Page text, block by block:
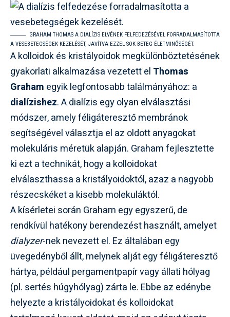
GRAHAM THOMAS A DIALÍZIS ELVÉNEK FELFEDEZÉSÉVEL FORRADALMASÍTOTTA
A VESEBETEGSÉGEK KEZELÉSÉT, JAVÍTVA EZZEL SOK BETEG ÉLETMINŐSÉGÉT.
A kolloidok és kristályoidok megkülönböztetésének
gyakorlati alkalmazása vezetett el Thomas
Graham egyik legfontosabb találmányához: a
dialízishez. A dialízis egy olyan elválasztási
módszer, amely féligáteresztő membránok
segítségével választja el az oldott anyagokat
molekuláris méretük alapján. Graham fejlesztette
ki ezt a technikát, hogy a kolloidokat
elválaszthassa a kristályoidoktól, azaz a nagyobb
részecskéket a kisebb molekuláktól.
A kísérletei során Graham egy egyszerű, de
rendkívül hatékony berendezést használt, amelyet
dialyzer-nek nevezett el. Ez általában egy
üvegedényből állt, melynek alját egy féligáteresztő
hártya, például pergamentpapír vagy állati hólyag
(pl. sertés húgyhólyag) zárta le. Ebbe az edénybe
helyezte a kristályoidokat és kolloidokat